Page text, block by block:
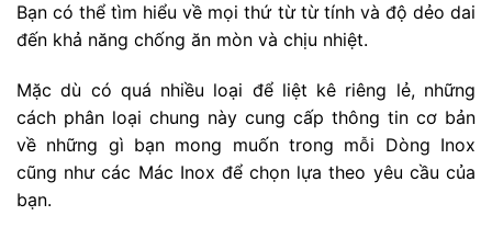
Bạn có thể tìm hiểu về mọi thứ từ từ tính và độ dẻo dai
đến khả năng chống ăn mòn và chịu nhiệt.
Mặc dù có quá nhiều loại để liệt kê riêng lẻ, những
cách phân loại chung này cung cấp thông tin cơ bản
về những gì bạn mong muốn trong mỗi Dòng Inox
cũng như các Mác Inox để chọn lựa theo yêu cầu của
bạn.